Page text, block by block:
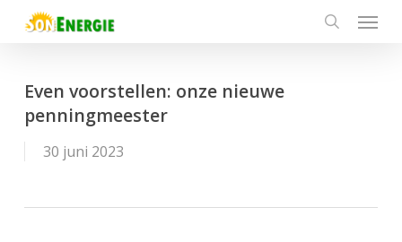
Menu
Even voorstellen: onze nieuwe
penningmeester
30 juni 2023